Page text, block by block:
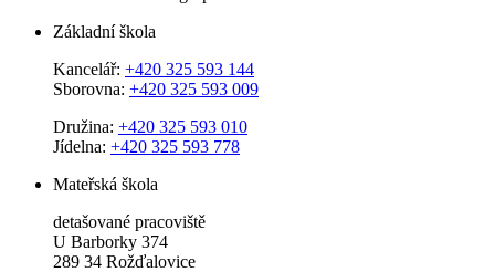
Základní škola
Kancelář: +420 325 593 144
Sborovna: +420 325 593 009
Družina: +420 325 593 010
Jídelna: +420 325 593 778
Mateřská škola
detašované pracoviště
U Barborky 374
289 34 Rožďalovice